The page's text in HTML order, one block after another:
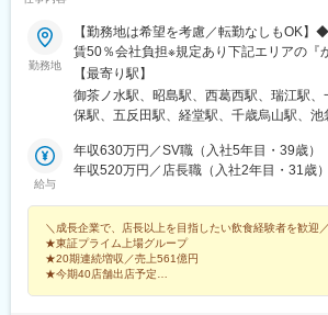
勤務地
【勤務地は希望を考慮／転勤なしもOK】
賃50％会社負担※規定あり下記エリアの『
積極採用中／東京、神奈川、埼玉、千葉、
潟、北海道＼★10名以上の採用です★／北
城、秋田、山形、福島、茨城、栃木、群馬
知、三重、滋賀、京都、大阪、兵庫、奈良
根、岡山、広島、山口、徳島、香川、愛媛
業態への配属となる可能性もあり※転居を
性あり（勤務地は希望を考慮）※受動喫煙
働き方もあります！】地域限定の働き方も
にご相談ください。【★Uターン・Iターン
【最寄り駅】
御茶ノ水駅、昭島駅、西葛西駅、瑞江駅
保駅、五反田駅、経堂駅、千歳烏山駅、池
青井駅、西新井駅、河辺駅、豊洲駅、渋谷
駅、浅草駅(ＴＸ)、浅草橋駅、中野駅(東京
駅、武蔵境駅、矢野口駅、赤羽駅、高円寺
原駅、新御茶ノ水駅、相模金子駅、海老名
口駅、梶が谷駅、かしわ台駅、善行駅、湘
ケ丘駅、上星川駅、中山駅(神奈川県)、瀬
給与
年収630万円／SV職（入社5年目・39歳）
年収520万円／店長職（入社2年目・31歳
＼成長企業で、店長以上を目指したい飲食経験者を歓迎／
★東証プライム上場グループ
★20期連続増収／売上561億円
★今期40店舗出店予定